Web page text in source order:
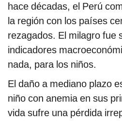
hace décadas, el Perú
la región con los países
rezagados. El milagro fue
indicadores
nada, para los niños.
El daño a mediano plazo
niño con anemia en sus
vida sufre una pérdida